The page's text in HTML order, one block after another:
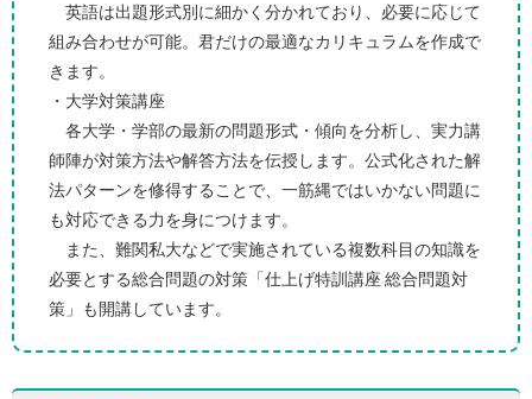
英語は出題形式別に細かく分かれており、必要に応じて
組み合わせが可能。君だけの最適なカリキュラムを作成で
きます。
・大学対策講座
各大学・学部の最新の問題形式・傾向を分析し、実力講
師陣が対策方法や解答方法を伝授します。公式化された解
法パターンを修得することで、一筋縄ではいかない問題に
も対応できる力を身につけます。
また、難関私大などで実施されている複数科目の知識を
必要とする総合問題の対策「仕上げ特訓講座 総合問題対
策」も開講しています。